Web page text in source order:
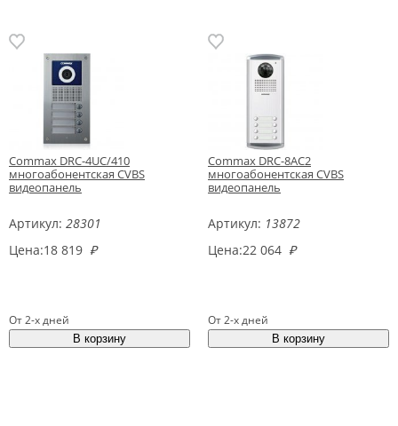
Commax DRC-4UC/410
многоабонентская CVBS
видеопанель
Артикул: 28301
Цена:18 819 ₽
От 2-х дней
Commax DRC-8AC2
многоабонентская CVBS
видеопанель
Артикул: 13872
Цена:22 064 ₽
От 2-х дней